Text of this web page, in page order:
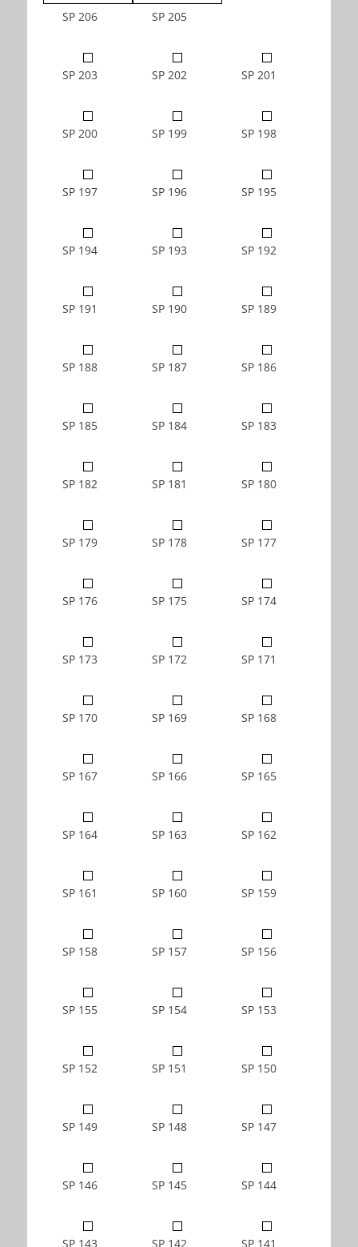
SP 206 SP 205
SP 203 SP 202 SP 201
SP 200 SP 199 SP 198
SP 197 SP 196 SP 195
SP 194 SP 193 SP 192
SP 191 SP 190 SP 189
SP 188 SP 187 SP 186
SP 185 SP 184 SP 183
SP 182 SP 181 SP 180
SP 179 SP 178 SP 177
SP 176 SP 175 SP 174
SP 173 SP 172 SP 171
SP 170 SP 169 SP 168
SP 167 SP 166 SP 165
SP 164 SP 163 SP 162
SP 161 SP 160 SP 159
SP 158 SP 157 SP 156
SP 155 SP 154 SP 153
SP 152 SP 151 SP 150
SP 149 SP 148 SP 147
SP 146 SP 145 SP 144
SP 143 SP 142 SP 141